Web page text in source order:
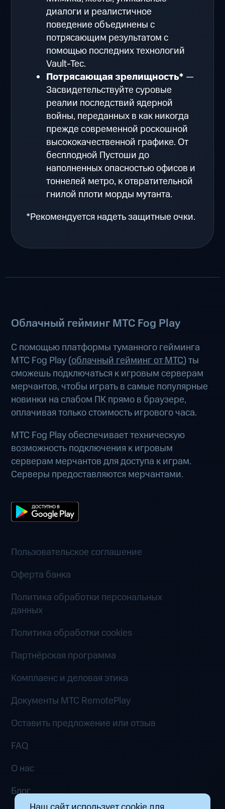
диалоги и реалистичное
поведение объединены с
потрясающим результатом с
помощью последних технологий
Vault-Tec.
Потрясающая зрелищность* —
Засвидетельствуйте суровые
реалии последствий ядерной
войны, переданных в как никогда
прежде современной роскошной
высококачественной графике. От
бесплодной Пустоши до
наполненных опасностью офисов и
тоннелей метро, к отвратительной
гнилой плоти морды мутанта.
*Рекомендуется надеть защитные очки.
Облачный гейминг МТС Fog Play
С помощью платформы туманного гейминга
МТС Fog Play (облачный гейминг от МТС) ты
сможешь подключаться к игровым серверам
мерчантов, чтобы играть в самые популярные
новинки на слабом ПК прямо в браузере,
оплачивая только стоимость игрового часа.
МТС Fog Play обеспечивает техническую
возможность подключения к игровым
серверам мерчантов для доступа к играм.
Серверы предоставляются мерчантами.
Пользовательское соглашение
Оферта банка
Политика обработки персональных
данных
Политика обработки cookies
Партнёрская программа
Комплаенс и деловая этика
Документы MTC RemotePlay
Оставить предложение или отзыв
FAQ
О нас
Блог